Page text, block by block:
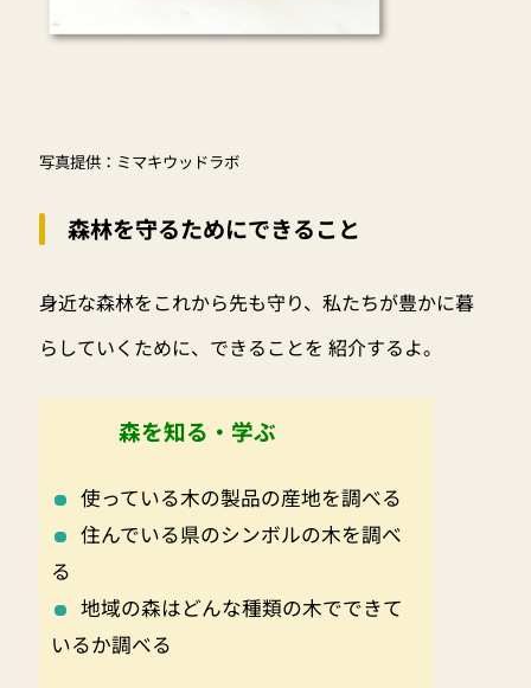
写真提供：ミマキウッドラボ
森林を守るためにできること
身近な森林をこれから先も守り、私たちが豊かに暮
らしていくために、できることを 紹介するよ。
森を知る・学ぶ
使っている木の製品の産地を調べる
住んでいる県のシンボルの木を調べ
る
地域の森はどんな種類の木でできて
いるか調べる